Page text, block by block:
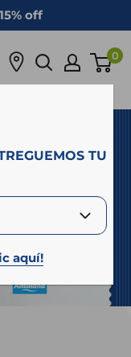
off
TU
aquí!
0